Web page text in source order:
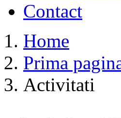
Contact
Home
Prima
Activitati